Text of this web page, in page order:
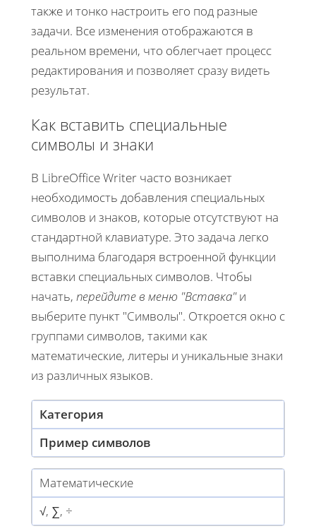
также и тонко настроить его под разные
задачи. Все изменения отображаются в
реальном времени, что облегчает процесс
редактирования и позволяет сразу видеть
результат.
Как вставить специальные
символы и знаки
В LibreOffice Writer часто возникает
необходимость добавления специальных
символов и знаков, которые отсутствуют на
стандартной клавиатуре. Это задача легко
выполнима благодаря встроенной функции
вставки специальных символов. Чтобы
начать, перейдите в меню "Вставка"и
выберите пункт "Символы". Откроется окно с
группами символов, такими как
математические, литеры и уникальные знаки
из различных языков.
Категория
Пример символов
Математические
√, ∑, ÷